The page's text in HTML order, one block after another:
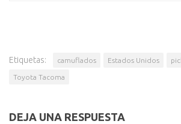
Etiquetas: camuflados Estados Unidos
Toyota Tacoma
DEJA UNA RESPUESTA